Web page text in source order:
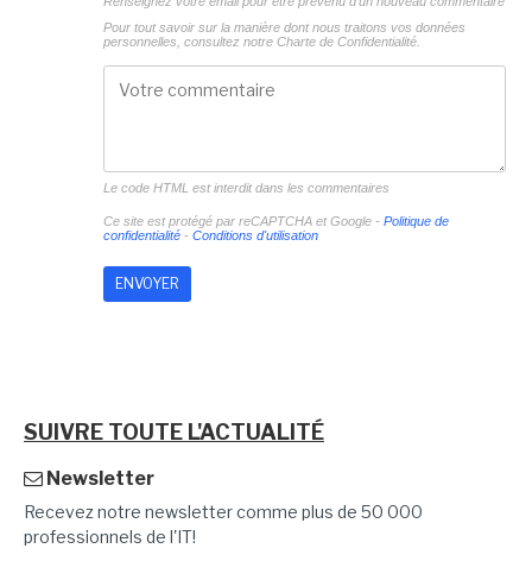
Pour tout savoir sur la manière dont nous traitons vos données
personnelles, consultez notre Charte de Confidentialité.
Le code HTML est interdit dans les commentaires
Ce site est protégé par reCAPTCHA et Google - Politique de
confidentialité- Conditions d'utilisation
SUIVRE TOUTE L'ACTUALITÉ
Newsletter
Recevez notre newsletter comme plus de 50 000
professionnels de l'IT!